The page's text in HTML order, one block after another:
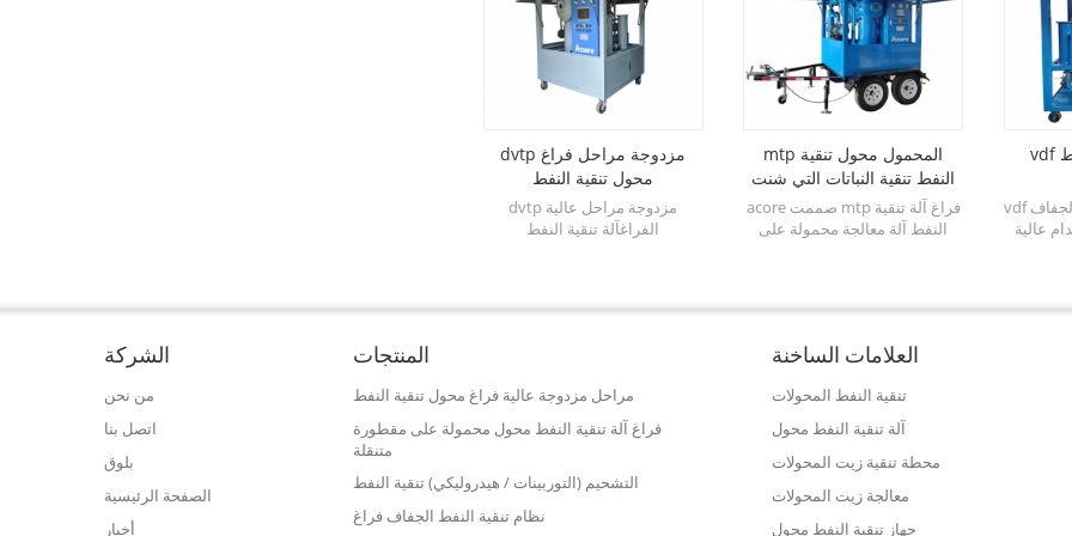
dvtp مزدوجة مراحل فراغ
محول تنقية النفط
dvtp مزدوجة مراحل عالية
الفراغآلة تنقية النفط
الترشيح ، والتي يمكن أن تحسن
mtp المحمول محول تنقية
النفط تنقية النباتات التي شنت
على مقطورة
acore صممت mtp فراغ آلة تنقية
النفط آلة معالجة محمولة على
للحفاظ على نظافة تماما من النفط
vdf فراغ آلة تنقية النفط
vdf فراغ نظام تنقية النفط الجفاف
عالية
الشركة
من نحن
اتصل بنا
بلوق
الصفحة الرئيسية
أخبار
المنتجات
مراحل مزدوجة عالية فراغ محول تنقية النفط
فراغ آلة تنقية النفط محول محمولة على مقطورة
متنقلة
التشحيم (التوربينات / هيدروليكي) تنقية النفط
نظام تنقية النفط الجفاف فراغ
العلامات الساخنة
تنقية النفط المحولات
آلة تنقية النفط محول
محطة تنقية زيت المحولات
معالجة زيت المحولات
جهاز تنقية النفط محول